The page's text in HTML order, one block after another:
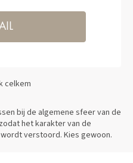
Á
D
celkem
bij de algemene sfeer van de
het karakter van de
verstoord. Kies gewoon.